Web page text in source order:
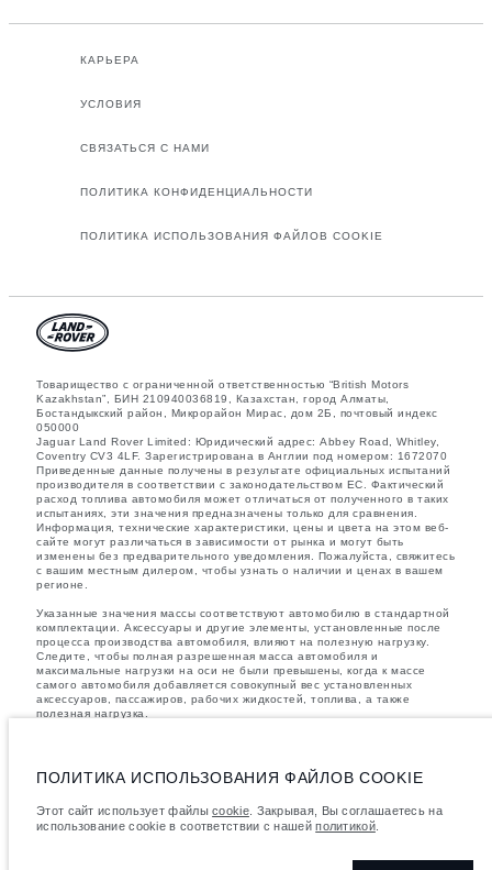
КАРЬЕРА
УСЛОВИЯ
СВЯЗАТЬСЯ С НАМИ
ПОЛИТИКА КОНФИДЕНЦИАЛЬНОСТИ
ПОЛИТИКА ИСПОЛЬЗОВАНИЯ ФАЙЛОВ COOKIE
Товарищество с ограниченной ответственностью “British Motors
Kazakhstan”, БИН 210940036819, Казахстан, город Алматы,
Бостандыкский район, Микрорайон Мирас, дом 2Б, почтовый индекс
050000
Jaguar Land Rover Limited: Юридический адрес: Abbey Road, Whitley,
Coventry CV3 4LF. Зарегистрирована в Англии под номером: 1672070
Приведенные данные получены в результате официальных испытаний
производителя в соответствии с законодательством ЕС. Фактический
расход топлива автомобиля может отличаться от полученного в таких
испытаниях, эти значения предназначены только для сравнения.
Информация, технические характеристики, цены и цвета на этом веб-
сайте могут различаться в зависимости от рынка и могут быть
изменены без предварительного уведомления. Пожалуйста, свяжитесь
с вашим местным дилером, чтобы узнать о наличии и ценах в вашем
регионе.
Указанные значения массы соответствуют автомобилю в стандартной
комплектации. Аксессуары и другие элементы, установленные после
процесса производства автомобиля, влияют на полезную нагрузку.
Следите, чтобы полная разрешенная масса автомобиля и
максимальные нагрузки на оси не были превышены, когда к массе
самого автомобиля добавляется совокупный вес установленных
аксессуаров, пассажиров, рабочих жидкостей, топлива, а также
полезная нагрузка.
который оказывает влияние на спецификации производимых
транспортных средств, доступность опционального оборудования и
используемые на сайте изображения могут не в полной мере
соответствовать доступным особенностям, опциям, комплектациям и
ПОЛИТИКА ИСПОЛЬЗОВАНИЯ ФАЙЛОВ COOKIE
Этот сайт использует файлыcookie. Закрывая, Вы соглашаетесь на
использование cookie в соответствии с нашейполитикой.